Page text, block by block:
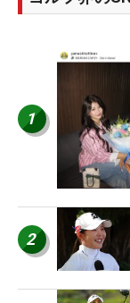
1
2